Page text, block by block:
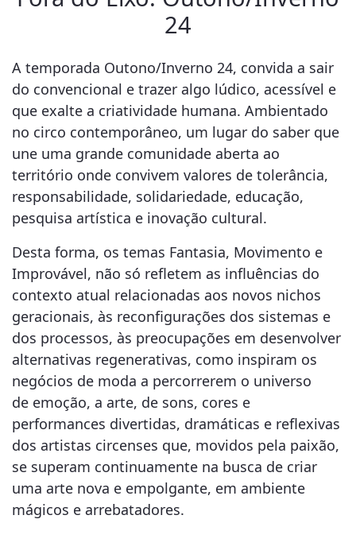
24
A temporada Outono/Inverno 24, convida a sair
do convencional e trazer algo lúdico, acessível e
que exalte a criatividade humana. Ambientado
no circo contemporâneo, um lugar do saber que
une uma grande comunidade aberta ao
território onde convivem valores de tolerância,
responsabilidade, solidariedade, educação,
pesquisa artística e inovação cultural.
Desta forma, os temas Fantasia, Movimento e
Improvável, não só refletem as influências do
contexto atual relacionadas aos novos nichos
geracionais, às reconfigurações dos sistemas e
dos processos, às preocupações em desenvolver
alternativas regenerativas, como inspiram os
negócios de moda a percorrerem o universo
de emoção, a arte, de sons, cores e
performances divertidas, dramáticas e reflexivas
dos artistas circenses que, movidos pela paixão,
se superam continuamente na busca de criar
uma arte nova e empolgante, em ambiente
mágicos e arrebatadores.